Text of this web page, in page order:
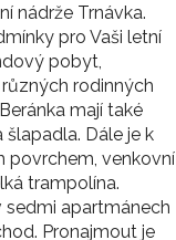
nádrže Trnávka.
pro Vaši letní
pobyt,
rodinných
mají také
Dále je k
povrchem, venkovní
trampolína.
apartmánech
Pronajmout je